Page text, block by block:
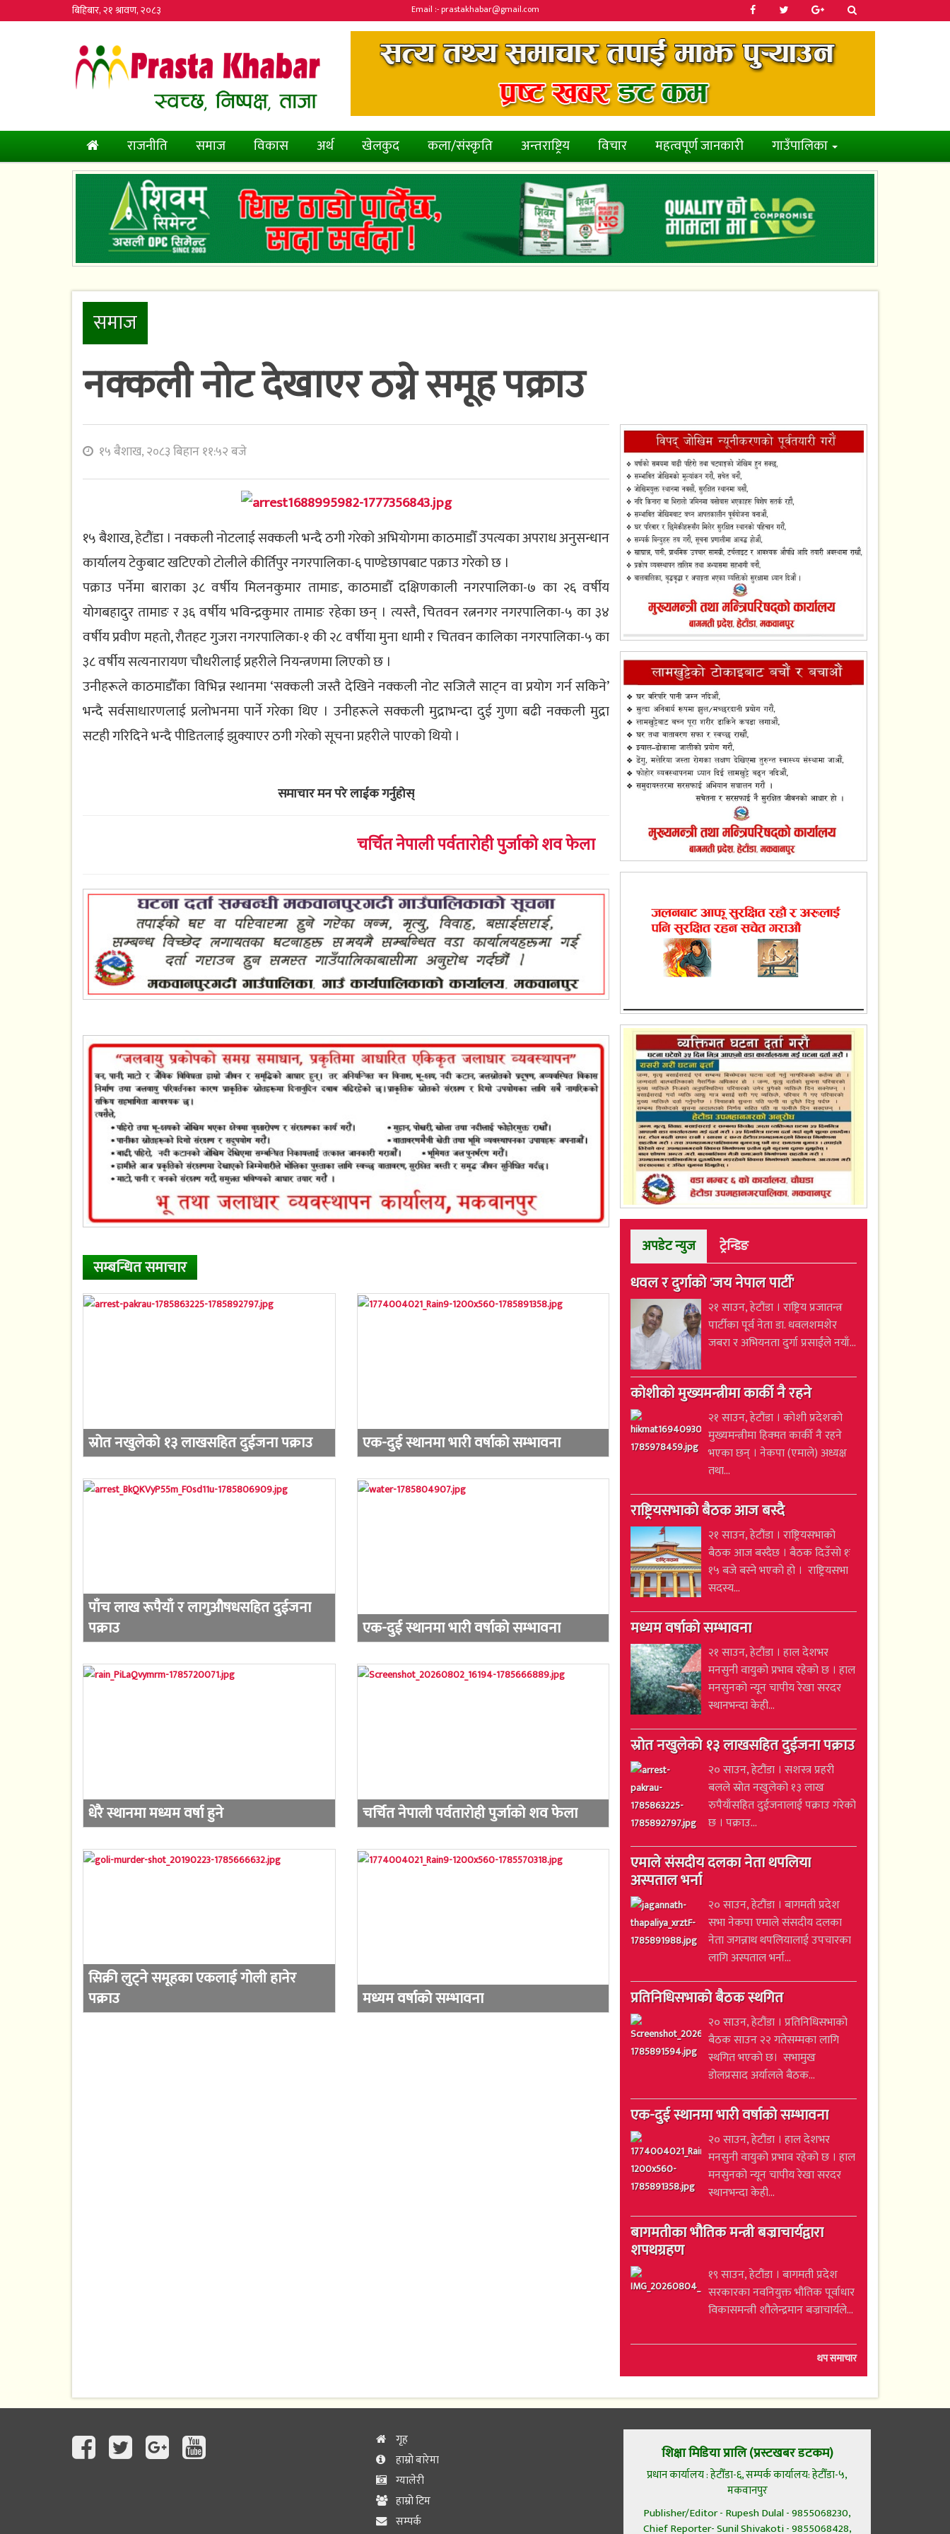
बिहिबार, २१ श्रावण, २०८३ Email :- prastakhabar@gmail.com
(current)
राजनीति समाज विकास अर्थ खेलकुद कला/संस्कृति अन्तराष्ट्रिय विचार महत्वपूर्ण जानकारी गाउँपालिका
समाज
नक्कली नोट देखाएर ठग्ने समूह पक्राउ
१५ बैशाख, २०८३ बिहान ११:५२ बजे
१५ बैशाख, हेटौंडा । नक्कली नोटलाई सक्कली भन्दै ठगी गरेको अभियोगमा काठमाडौँ उपत्यका अपराध अनुसन्धान
कार्यालय टेकुबाट खटिएको टोलीले कीर्तिपुर नगरपालिका-६ पाण्डेछापबाट पक्राउ गरेको छ ।
पक्राउ पर्नेमा बाराका ३८ वर्षीय मिलनकुमार तामाङ, काठमाडौँ दक्षिणकाली नगरपालिका-७ का २६ वर्षीय
योगबहादुर तामाङ र ३६ वर्षीय भविन्द्रकुमार तामाङ रहेका छन् । त्यस्तै, चितवन रत्ननगर नगरपालिका-५ का ३४
वर्षीय प्रवीण महतो, रौतहट गुजरा नगरपालिका-१ की २८ वर्षीया मुना धामी र चितवन कालिका नगरपालिका-५ का
३८ वर्षीय सत्यनारायण चौधरीलाई प्रहरीले नियन्त्रणमा लिएको छ ।
उनीहरूले काठमाडौँका विभिन्न स्थानमा ‘सक्कली जस्तै देखिने नक्कली नोट सजिलै साट्न वा प्रयोग गर्न सकिने’
भन्दै सर्वसाधारणलाई प्रलोभनमा पार्ने गरेका थिए । उनीहरूले सक्कली मुद्राभन्दा दुई गुणा बढी नक्कली मुद्रा
सटही गरिदिने भन्दै पीडितलाई झुक्याएर ठगी गरेको सूचना प्रहरीले पाएको थियो ।
समाचार मन परे लाईक गर्नुहोस्
चर्चित नेपाली पर्वतारोही पुर्जाको शव फेला
सम्बन्धित समाचार
स्रोत नखुलेको १३ लाखसहित दुईजना पक्राउ एक-दुई स्थानमा भारी वर्षाको सम्भावना
पाँच लाख रूपैयाँ र लागुऔषधसहित दुईजना
पक्राउ
एक-दुई स्थानमा भारी वर्षाको सम्भावना
धेरै स्थानमा मध्यम वर्षा हुने चर्चित नेपाली पर्वतारोही पुर्जाको शव फेला
सिक्री लुट्ने समूहका एकलाई गोली हानेर
पक्राउ
मध्यम वर्षाको सम्भावना
अपडेट न्युज ट्रेन्डिङ
धवल र दुर्गाको 'जय नेपाल पार्टी'
२१ साउन, हेटौंडा । राष्ट्रिय प्रजातन्त्र
पार्टीका पूर्व नेता डा. धवलशमशेर
जबरा र अभियनता दुर्गा प्रसाईंले नयाँ...
कोशीको मुख्यमन्त्रीमा कार्की नै रहने
२१ साउन, हेटौंडा । कोशी प्रदेशको
मुख्यमन्त्रीमा हिक्मत कार्की नै रहने
भएका छन् । नेकपा (एमाले) अध्यक्ष
तथा...
राष्ट्रियसभाको बैठक आज बस्दै
२१ साउन, हेटौंडा । राष्ट्रियसभाको
बैठक आज बस्दैछ । बैठक दिउँसो १ः
१५ बजे बस्ने भएको हो । राष्ट्रियसभा
सदस्य...
मध्यम वर्षाको सम्भावना
२१ साउन, हेटौंडा । हाल देशभर
मनसुनी वायुको प्रभाव रहेको छ । हाल
मनसुनको न्यून चापीय रेखा सरदर
स्थानभन्दा केही...
स्रोत नखुलेको १३ लाखसहित दुईजना पक्राउ
२० साउन, हेटौंडा । सशस्त्र प्रहरी
बलले स्रोत नखुलेको १३ लाख
रुपैयाँसहित दुईजनालाई पक्राउ गरेको
छ । पक्राउ...
एमाले संसदीय दलका नेता थपलिया
अस्पताल भर्ना
२० साउन, हेटौंडा । बागमती प्रदेश
सभा नेकपा एमाले संसदीय दलका
नेता जगन्नाथ थपलियालाई उपचारका
लागि अस्पताल भर्ना...
प्रतिनिधिसभाको बैठक स्थगित
२० साउन, हेटौंडा । प्रतिनिधिसभाको
बैठक साउन २२ गतेसम्मका लागि
स्थगित भएको छ। सभामुख
डोलप्रसाद अर्यालले बैठक...
एक-दुई स्थानमा भारी वर्षाको सम्भावना
२० साउन, हेटौंडा । हाल देशभर
मनसुनी वायुको प्रभाव रहेको छ । हाल
मनसुनको न्यून चापीय रेखा सरदर
स्थानभन्दा केही...
बागमतीका भौतिक मन्त्री बज्राचार्यद्वारा
शपथग्रहण
१९ साउन, हेटौंडा । बागमती प्रदेश
सरकारका नवनियुक्त भौतिक पूर्वाधार
विकासमन्त्री शौलेन्द्रमान बज्राचार्यले...
थप समाचार
गृह
हाम्रो बारेमा
ग्यालेरी
हाम्रो टिम
सम्पर्क
शिक्षा मिडिया प्रालि (प्रस्टखबर डटकम)
प्रधान कार्यालय : हेटौँडा-६, सम्पर्क कार्यालय: हेटौँडा-५,
मकवानपुर
Publisher/Editor - Rupesh Dulal - 9855068230,
Chief Reporter- Sunil Shivakoti - 9855068428,